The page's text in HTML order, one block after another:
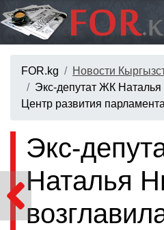
FOR.kg
Новости
Экс-депутат ЖК Наталья
Центр развития парламента
Экс-
Наталья